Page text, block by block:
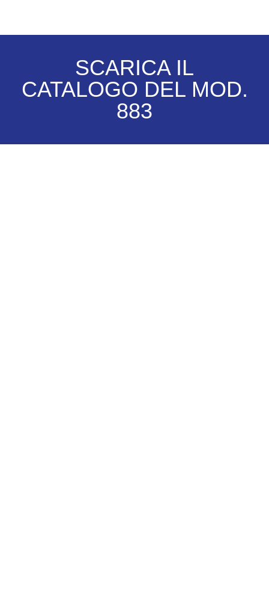
SCARICA IL
CATALOGO DEL MOD.
883